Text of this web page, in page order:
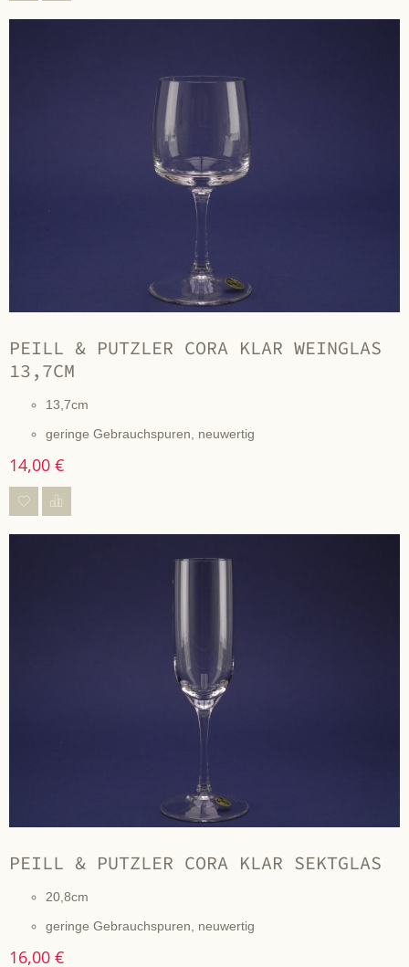
PEILL & PUTZLER CORA KLAR WEINGLAS
13,7CM
13,7cm
geringe Gebrauchspuren, neuwertig
14,00 €
PEILL & PUTZLER CORA KLAR SEKTGLAS
20,8cm
geringe Gebrauchspuren, neuwertig
16,00 €